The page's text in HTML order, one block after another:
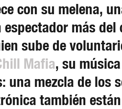
con su melena,
más
sube de
Mafia, su
mezcla de los
también